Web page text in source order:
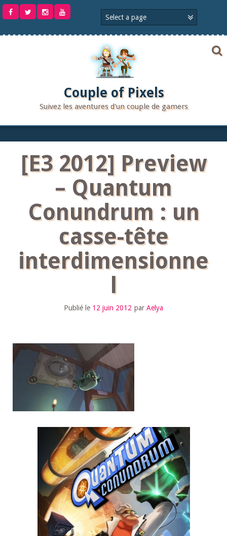
Aller
Couple of Pixels
Suivez les aventures d'un couple de gamers
[E3 2012] Preview
– Quantum
Conundrum : un
casse-tête
interdimensionne
l
Publié le 12 juin 2012 par Aelya